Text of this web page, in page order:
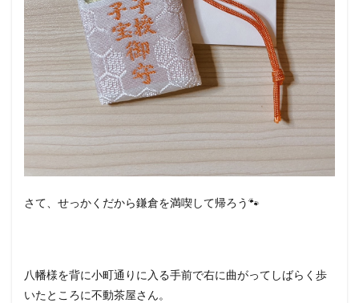
さて、せっかくだから鎌倉を満喫して帰ろう🐾
八幡様を背に小町通りに入る手前で右に曲がってしばらく歩
いたところに不動茶屋さん。